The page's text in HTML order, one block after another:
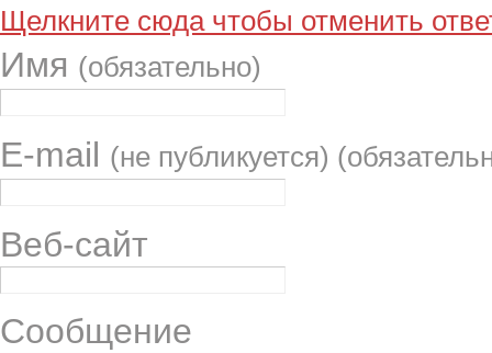
Щелкните сюда чтобы отменить
Имя (обязательно)
E-mail (не публикуется)
Веб-сайт
Сообщение